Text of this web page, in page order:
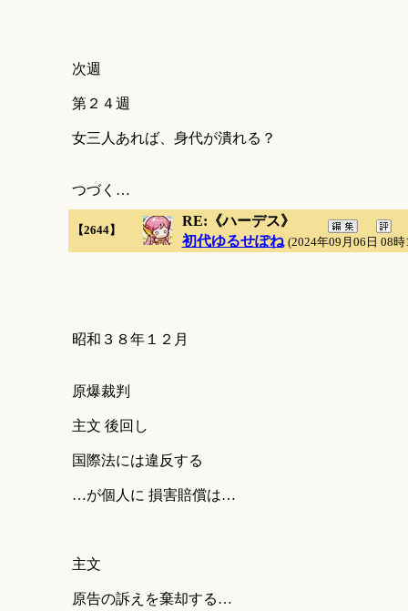
次週
第２４週
女三人あれば、身代が潰れる？
つづく…
【2644】
RE:《ハーデス》
初代ゆるせぽね (2024年09月06日 08時
昭和３８年１２月
原爆裁判
主文 後回し
国際法には違反する
…が個人に 損害賠償は…
主文
原告の訴えを棄却する…